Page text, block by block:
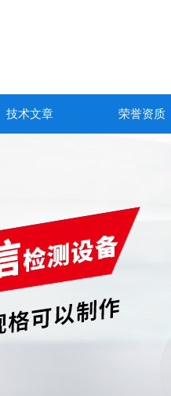
技术文章 荣誉资质